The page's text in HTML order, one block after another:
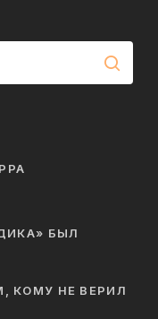
БЫЛ
КОМУ НЕ ВЕРИЛ